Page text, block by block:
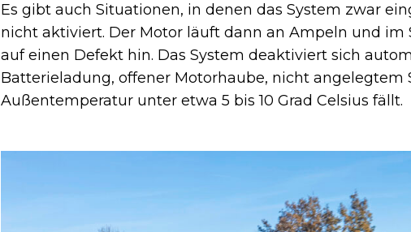
Es gibt auch Situationen, in denen das System zwar
nicht aktiviert. Der Motor läuft dann an Ampeln und
auf einen Defekt hin. Das System deaktiviert sich
Batterieladung, offener Motorhaube, nicht angelegtem
Außentemperatur unter etwa 5 bis 10 Grad Celsius fällt.